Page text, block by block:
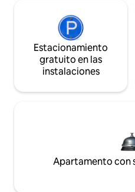
Estacionamiento
gratuito en las
instalaciones
Apartamento con